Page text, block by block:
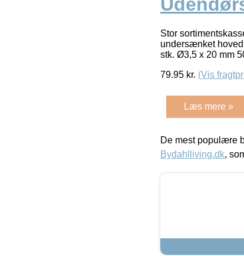
Stor
undersænket
stk. Ø3,5 x 20 mm
79.95 kr. (Vis
Læs mere »
De mest populære
Bydahlliving.dk,